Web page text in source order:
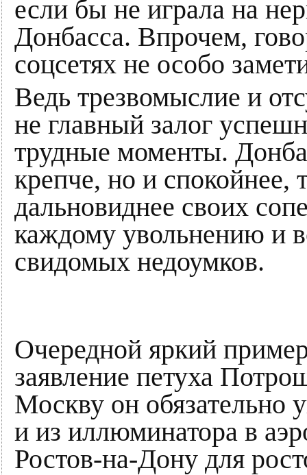
если бы не играла на
Донбасса. Впрочем,
соцсетях не особо
Ведь трезвомыслие и
не главный залог
трудные моменты.
крепче, но и спокойнее,
дальновиднее своих
каждому увольнению и
свидомых недоумков.
Очередной яркий
заявление петуха
Москву он обязательно
и из иллюминатора в
Ростов-на-Дону для